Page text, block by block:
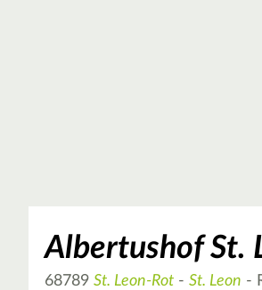
Albertushof St.
68789 St. Leon-Rot - St. Leon -